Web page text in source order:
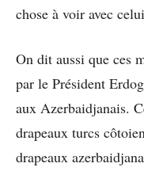
chose à voir avec
On dit aussi que ces
par le Président
aux Azerbaidjanais.
drapeaux turcs
drapeaux